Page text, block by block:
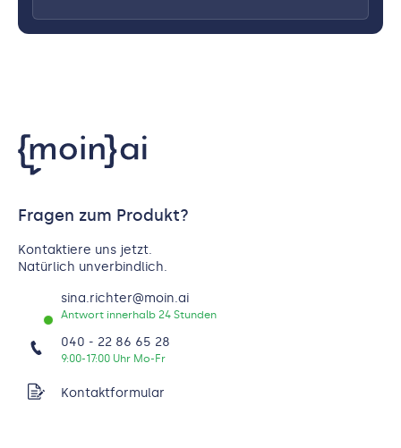
Fragen zum Produkt?
Kontaktiere uns jetzt.
Natürlich unverbindlich.
sina.richter@moin.ai
Antwort innerhalb 24 Stunden
040 - 22 86 65 28
9:00-17:00 Uhr Mo-Fr
Kontaktformular